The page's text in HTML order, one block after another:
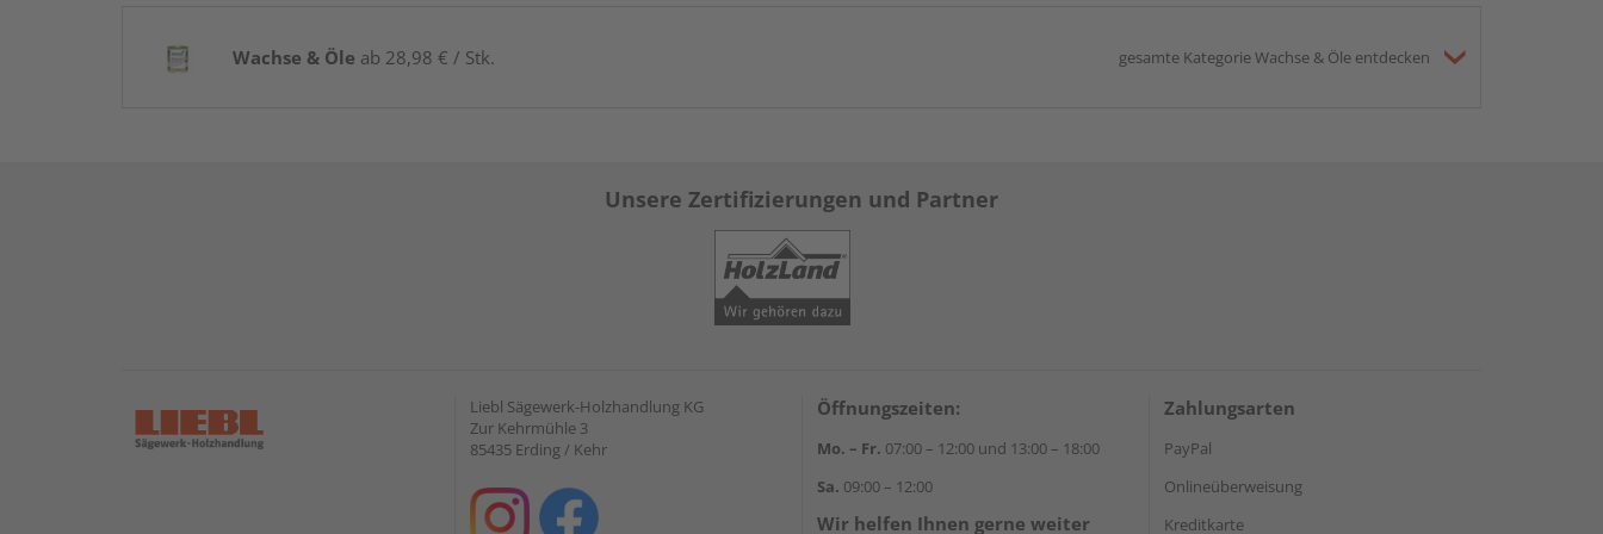
Wachse & Öle ab 28,98 € / Stk. gesamte Kategorie Wachse & Öle entdecken
Unsere Zertifizierungen und Partner
Liebl Sägewerk-Holzhandlung KG
Zur Kehrmühle 3
85435 Erding / Kehr
Öffnungszeiten:
Mo. – Fr. 07:00 – 12:00 und 13:00 – 18:00
Sa. 09:00 – 12:00
Wir helfen Ihnen gerne weiter
Zahlungsarten
PayPal
Onlineüberweisung
Kreditkarte